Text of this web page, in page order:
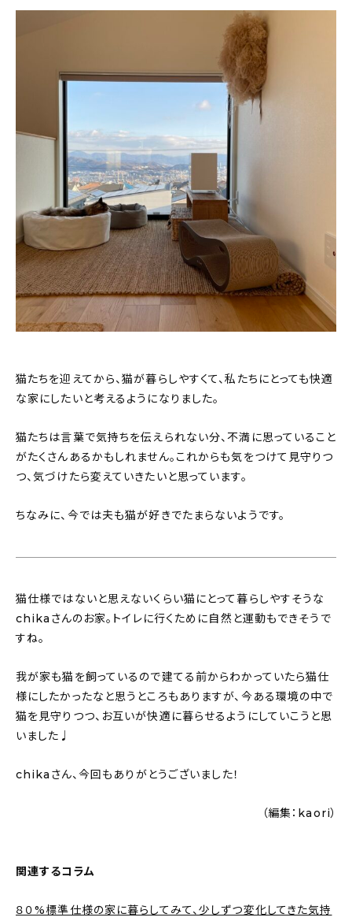
猫たちを迎えてから、猫が暮らしやすくて、私たちにとっても快適
な家にしたいと考えるようになりました。
猫たちは言葉で気持ちを伝えられない分、不満に思っていること
がたくさんあるかもしれません。これからも気をつけて見守りつ
つ、気づけたら変えていきたいと思っています。
ちなみに、今では夫も猫が好きでたまらないようです。
猫仕様ではないと思えないくらい猫にとって暮らしやすそうな
chikaさんのお家。トイレに行くために自然と運動もできそうで
すね。
我が家も猫を飼っているので建てる前からわかっていたら猫仕
様にしたかったなと思うところもありますが、今ある環境の中で
猫を見守りつつ、お互いが快適に暮らせるようにしていこうと思
いました♩
chikaさん、今回もありがとうございました！
（編集：kaori）
関連するコラム
８０%標準仕様の家に暮らしてみて、少しずつ変化してきた気持